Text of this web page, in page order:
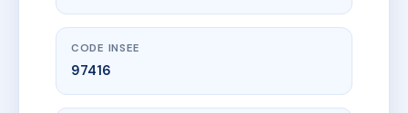
CODE INSEE
97416